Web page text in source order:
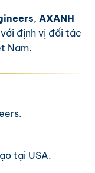
, AXANH
định vị đối tác
Nam.
tại USA.